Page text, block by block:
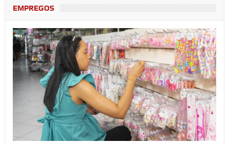
EMPREGOS